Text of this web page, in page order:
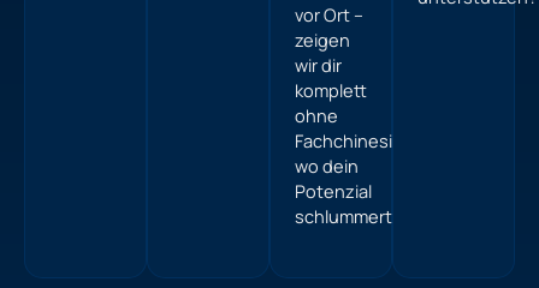
vor Ort –
zeigen
wir dir
komplett
ohne
Fachchinesisch,
wo dein
Potenzial
schlummert.